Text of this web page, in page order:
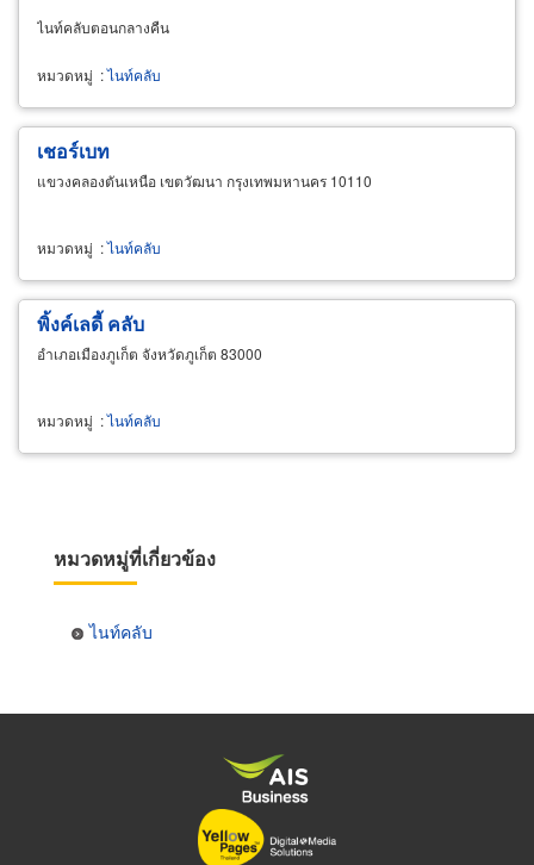
ไนท์คลับตอนกลางคืน
หมวดหมู่ :ไนท์คลับ
เชอร์เบท
แขวงคลองตันเหนือ เขตวัฒนา กรุงเทพมหานคร 10110
หมวดหมู่ :ไนท์คลับ
พิ้งค์เลดี้ คลับ
อำเภอเมืองภูเก็ต จังหวัดภูเก็ต 83000
หมวดหมู่ :ไนท์คลับ
หมวดหมู่ที่เกี่ยวข้อง
ไนท์คลับ